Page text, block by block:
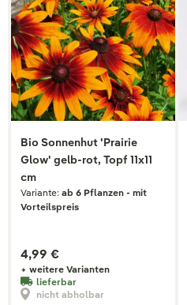
Bio Sonnenhut 'Prairie
Glow' gelb-rot, Topf 11x11
cm
Variante: ab 6 Pflanzen - mit
Vorteilspreis
4,99 €
+ weitere Varianten
lieferbar
nicht abholbar